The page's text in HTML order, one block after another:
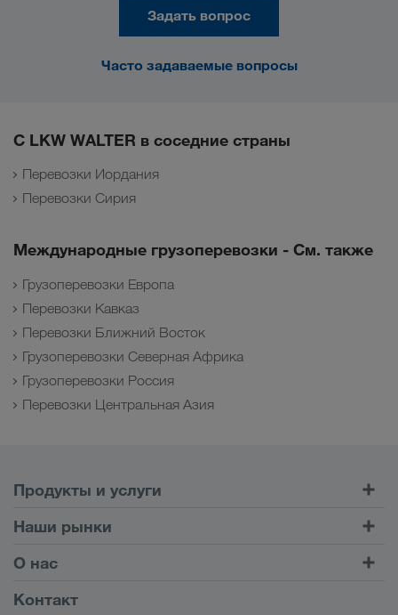
Задать вопрос
Часто задаваемые вопросы
С LKW WALTER в соседние страны
Перевозки Иордания
Перевозки Сирия
Международные грузоперевозки - См. также
Грузоперевозки Европа
Перевозки Кавказ
Перевозки Ближний Восток
Грузоперевозки Северная Африка
Грузоперевозки Россия
Перевозки Центральная Азия
Продукты и услуги
Клиентский портал CONNECT
Цифровые решения
Наши рынки
Европа
Кавказ
О нас
Контакт